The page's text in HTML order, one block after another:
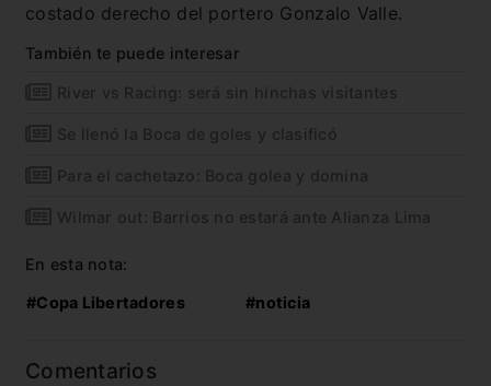
costado derecho del portero Gonzalo Valle.
También te puede interesar
River vs Racing: será sin hinchas visitantes
Se llenó la Boca de goles y clasificó
Para el cachetazo: Boca golea y domina
Wilmar out: Barrios no estará ante Alianza Lima
En esta nota:
#Copa Libertadores #noticia
Comentarios